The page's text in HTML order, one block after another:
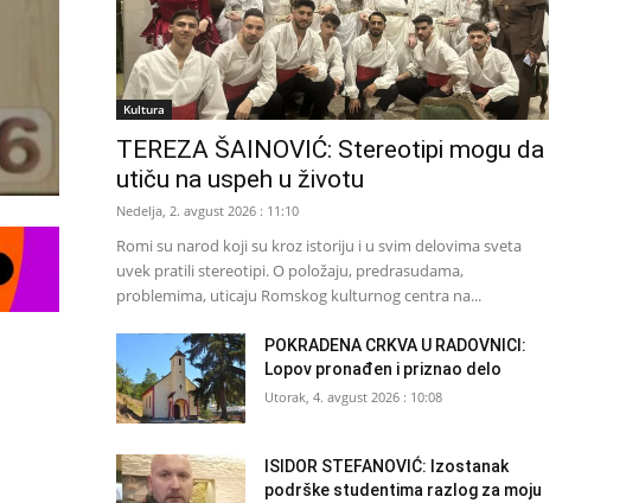
Kultura
TEREZA ŠAINOVIĆ: Stereotipi mogu da
utiču na uspeh u životu
Nedelja, 2. avgust 2026 : 11:10
Romi su narod koji su kroz istoriju i u svim delovima sveta
uvek pratili stereotipi. O položaju, predrasudama,
problemima, uticaju Romskog kulturnog centra na...
POKRADENA CRKVA U RADOVNICI:
Lopov pronađen i priznao delo
Utorak, 4. avgust 2026 : 10:08
ISIDOR STEFANOVIĆ: Izostanak
podrške studentima razlog za moju